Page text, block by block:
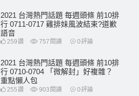
2021 台灣熱門話題 每週頭條 前10排
行 0711-0717 雞排妹風波結束?道歉
語音
259讚 757 閱讀 0評論
2021 台灣熱門話題 每週頭條 前10排
行 0710-0704 「微解封」好複雜？
重點懶人包
255讚 903 閱讀 0評論